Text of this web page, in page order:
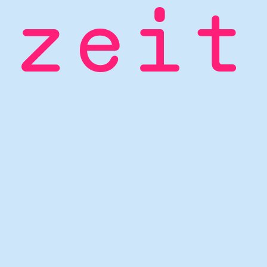
zeit